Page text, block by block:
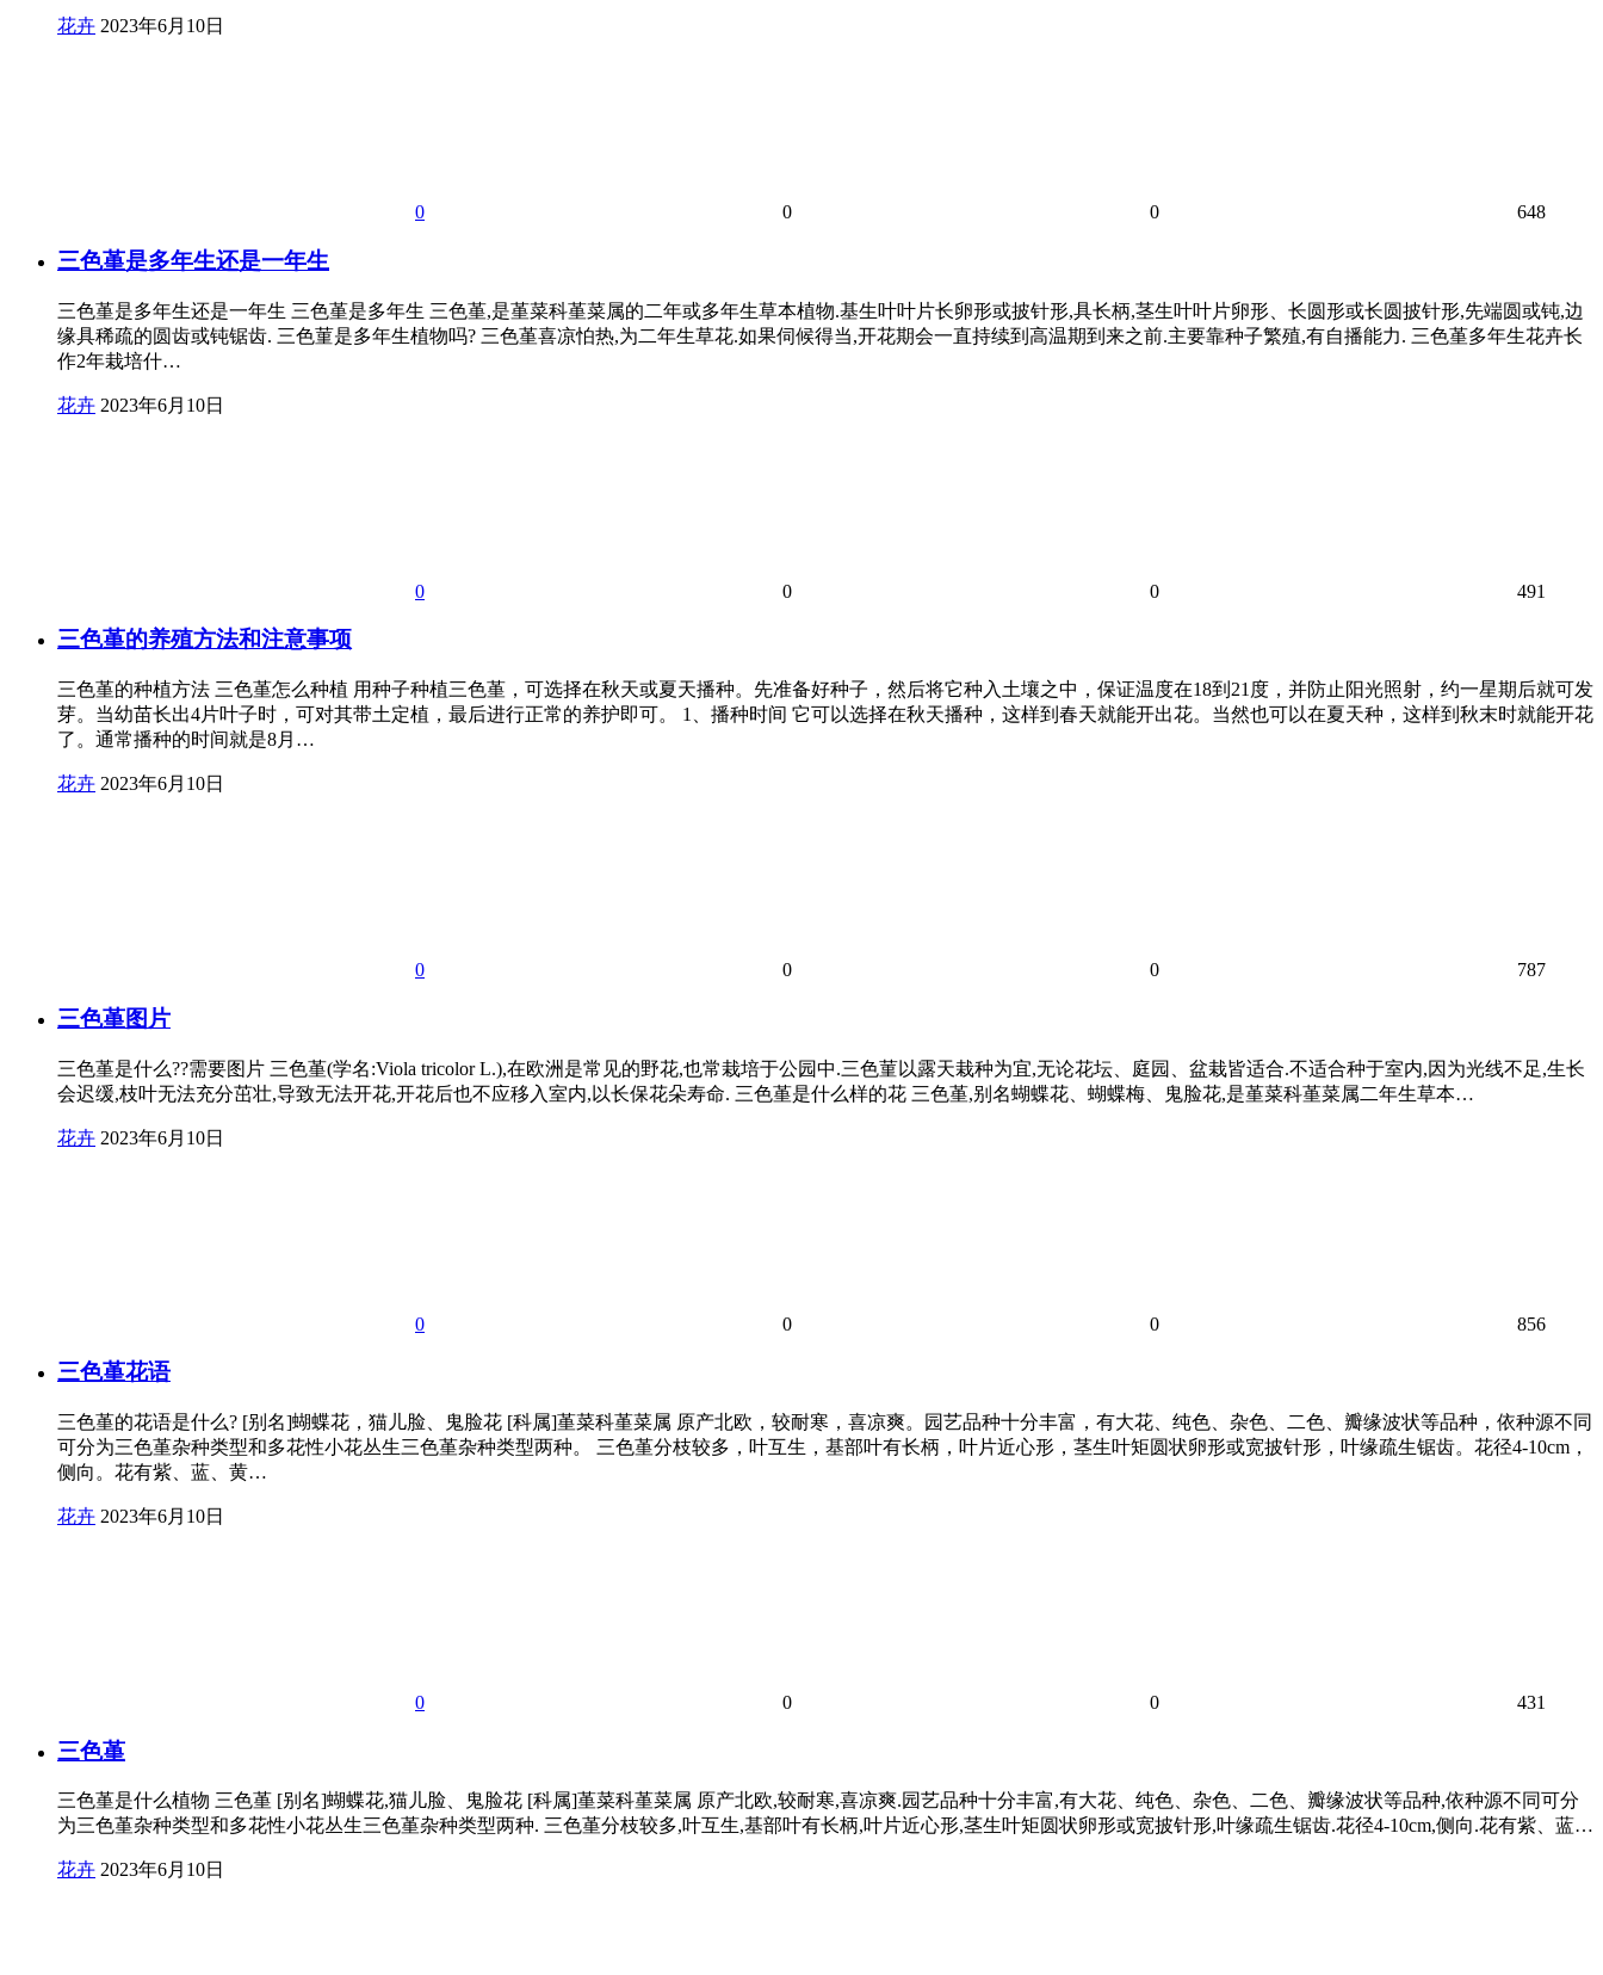
花卉 2023年6月10日
0 0 0 648
三色堇是多年生还是一年生
三色堇是多年生还是一年生 三色堇是多年生 三色堇,是堇菜科堇菜属的二年或多年生草本植物.基生叶叶片长卵形或披针形,具长柄,茎生叶叶片卵形、长圆形或长圆披针形,先端圆或钝,边
缘具稀疏的圆齿或钝锯齿. 三色菫是多年生植物吗? 三色堇喜凉怕热,为二年生草花.如果伺候得当,开花期会一直持续到高温期到来之前.主要靠种子繁殖,有自播能力. 三色堇多年生花卉长
作2年栽培什…
花卉 2023年6月10日
0 0 0 491
三色堇的养殖方法和注意事项
三色堇的种植方法 三色堇怎么种植 用种子种植三色堇，可选择在秋天或夏天播种。先准备好种子，然后将它种入土壤之中，保证温度在18到21度，并防止阳光照射，约一星期后就可发
芽。当幼苗长出4片叶子时，可对其带土定植，最后进行正常的养护即可。 1、播种时间 它可以选择在秋天播种，这样到春天就能开出花。当然也可以在夏天种，这样到秋末时就能开花
了。通常播种的时间就是8月…
花卉 2023年6月10日
0 0 0 787
三色堇图片
三色堇是什么??需要图片 三色堇(学名:Viola tricolor L.),在欧洲是常见的野花,也常栽培于公园中.三色菫以露天栽种为宜,无论花坛、庭园、盆栽皆适合.不适合种于室内,因为光线不足,生长
会迟缓,枝叶无法充分茁壮,导致无法开花,开花后也不应移入室内,以长保花朵寿命. 三色堇是什么样的花 三色堇,别名蝴蝶花、蝴蝶梅、鬼脸花,是堇菜科堇菜属二年生草本…
花卉 2023年6月10日
0 0 0 856
三色堇花语
三色堇的花语是什么? [别名]蝴蝶花，猫儿脸、鬼脸花 [科属]堇菜科堇菜属 原产北欧，较耐寒，喜凉爽。园艺品种十分丰富，有大花、纯色、杂色、二色、瓣缘波状等品种，依种源不同
可分为三色堇杂种类型和多花性小花丛生三色堇杂种类型两种。 三色堇分枝较多，叶互生，基部叶有长柄，叶片近心形，茎生叶矩圆状卵形或宽披针形，叶缘疏生锯齿。花径4-10cm，
侧向。花有紫、蓝、黄…
花卉 2023年6月10日
0 0 0 431
三色堇
三色堇是什么植物 三色堇 [别名]蝴蝶花,猫儿脸、鬼脸花 [科属]堇菜科堇菜属 原产北欧,较耐寒,喜凉爽.园艺品种十分丰富,有大花、纯色、杂色、二色、瓣缘波状等品种,依种源不同可分
为三色堇杂种类型和多花性小花丛生三色堇杂种类型两种. 三色堇分枝较多,叶互生,基部叶有长柄,叶片近心形,茎生叶矩圆状卵形或宽披针形,叶缘疏生锯齿.花径4-10cm,侧向.花有紫、蓝…
花卉 2023年6月10日